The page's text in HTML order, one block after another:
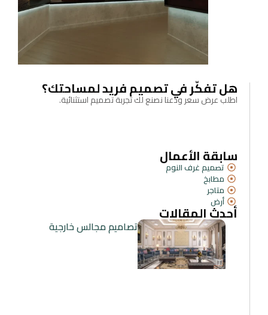
هل تفكّر في تصميم فريد لمساحتك؟
اطلب عرض سعر ودعنا نصنع لك تجربة تصميم استثنائية.
سابقة الأعمال
تصميم غرف النوم
مطابخ
متاجر
أرض
أحدث المقالات
تصاميم مجالس خارجية